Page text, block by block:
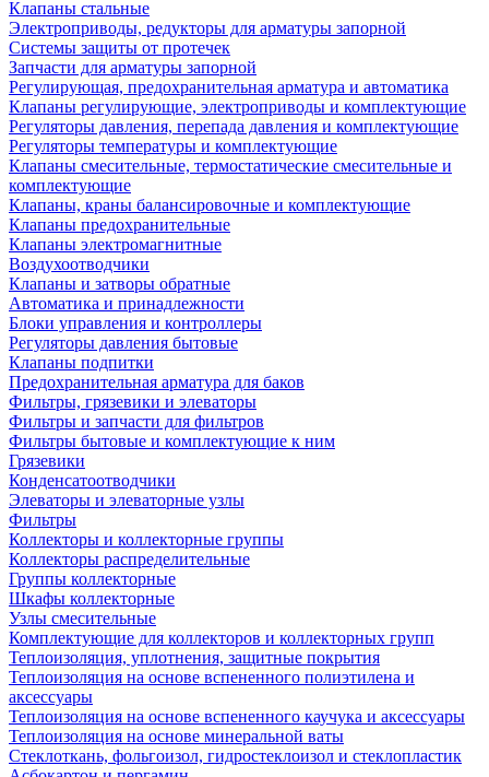
Клапаны стальные
Электроприводы, редукторы для арматуры запорной
Системы защиты от протечек
Запчасти для арматуры запорной
Регулирующая, предохранительная арматура и автоматика
Клапаны регулирующие, электроприводы и комплектующие
Регуляторы давления, перепада давления и комплектующие
Регуляторы температуры и комплектующие
Клапаны смесительные, термостатические смесительные и
комплектующие
Клапаны, краны балансировочные и комплектующие
Клапаны предохранительные
Клапаны электромагнитные
Воздухоотводчики
Клапаны и затворы обратные
Автоматика и принадлежности
Блоки управления и контроллеры
Регуляторы давления бытовые
Клапаны подпитки
Предохранительная арматура для баков
Фильтры, грязевики и элеваторы
Фильтры и запчасти для фильтров
Фильтры бытовые и комплектующие к ним
Грязевики
Конденсатоотводчики
Элеваторы и элеваторные узлы
Фильтры
Коллекторы и коллекторные группы
Коллекторы распределительные
Группы коллекторные
Шкафы коллекторные
Узлы смесительные
Комплектующие для коллекторов и коллекторных групп
Теплоизоляция, уплотнения, защитные покрытия
Теплоизоляция на основе вспененного полиэтилена и
аксессуары
Теплоизоляция на основе вспененного каучука и аксессуары
Теплоизоляция на основе минеральной ваты
Стеклоткань, фольгоизол, гидростеклоизол и стеклопластик